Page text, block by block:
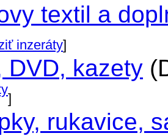
textil a
inzeráty]
DVD, kazety
]
rukavice,